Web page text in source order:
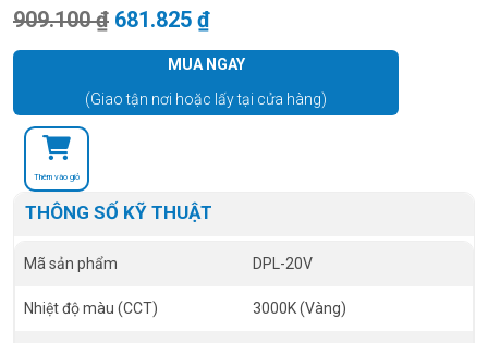
909.100₫ Giá gốc là: 909.100 ₫.
681.825 ₫Giá hiện tại là: 681.825 ₫.
MUA NGAY
(Giao tận nơi hoặc lấy tại cửa hàng)
Thêm vào giỏ
THÔNG SỐ KỸ THUẬT
Mã sản phẩm DPL-20V
Nhiệt độ màu (CCT) 3000K (Vàng)